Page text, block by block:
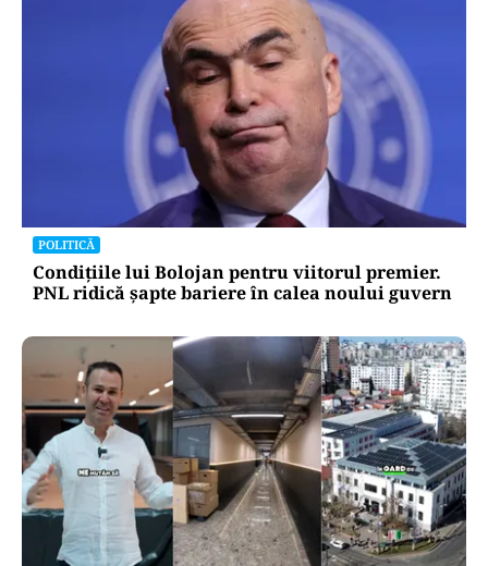
POLITICĂ
Condițiile lui Bolojan pentru viitorul premier.
PNL ridică șapte bariere în calea noului guvern